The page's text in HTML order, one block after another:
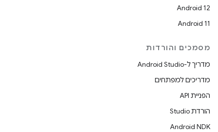
Android 12
Android 11
מסמכים והורדות
מדריך ל-Android Studio
מדריכים למפתחים
הפניית API
הורדת Studio
Android NDK